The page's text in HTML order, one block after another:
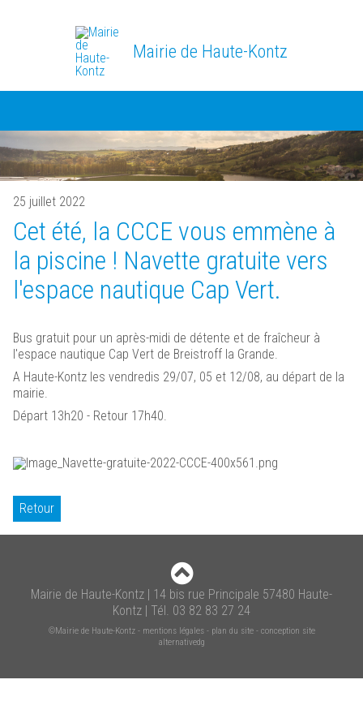
Mairie de Haute-Kontz
25 juillet 2022
Cet été, la CCCE vous emmène à
la piscine ! Navette gratuite vers
l'espace nautique Cap Vert.
Bus gratuit pour un après-midi de détente et de fraîcheur à
l'espace nautique Cap Vert de Breistroff la Grande.
A Haute-Kontz les vendredis 29/07, 05 et 12/08, au départ de la
mairie.
Départ 13h20 - Retour 17h40.
Retour
Mairie de Haute-Kontz | 14 bis rue Principale 57480 Haute-
Kontz | Tél. 03 82 83 27 24
©Mairie de Haute-Kontz- mentions légales- plan du site- conception site
alternativedg